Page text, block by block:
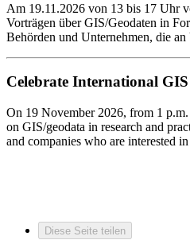
Am 19.11.2026 von 13 bis 17 Uhr
Vorträgen über GIS/Geodaten in
Behörden und Unternehmen, die
Celebrate International
On 19 November 2026, from 1
on GIS/geodata in research and
and companies who are interested
Diese Seite teilen